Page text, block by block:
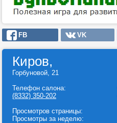
FB VK
Киров,
Горбуновой, 21
Телефон салона:
(8332) 350-202
Просмотров страницы:
Просмотры за неделю: